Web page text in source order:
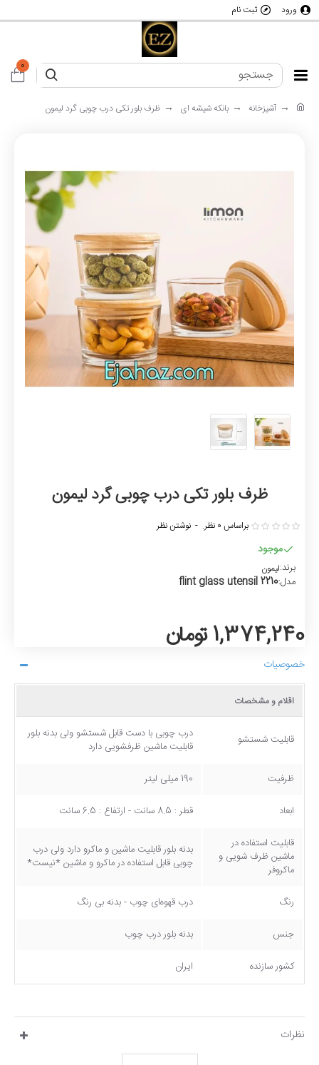
ورود ثبت نام
0
آشپزخانه بانکه شیشه ای ظرف بلور تکی درب چوبی گرد لیمون
ظرف بلور تکی درب چوبی گرد لیمون
موجود
برند:لیمون
مدل:flint glass utensil 2210
براساس 0 نظر. - نوشتن نظر
1,374,240 تومان
خصوصیات
اقلام و مشخصات
قابلیت شستشو
درب چوبی با دست قابل شستشو ولی بدنه بلور
قابلیت ماشین ظرفشویی دارد
ظرفیت 190 میلی لیتر
ابعاد قطر : 8.5 سانت - ارتفاع : 6.5 سانت
قابلیت استفاده در
ماشین ظرف شویی و
ماکروفر
بدنه بلور قابلیت ماشین و ماکرو دارد ولی درب
چوبی قابل استفاده در ماکرو و ماشین *نیست*
رنگ درب قهوه‌ای چوب - بدنه بی رنگ
جنس بدنه بلور درب چوب
کشور سازنده ایران
نظرات